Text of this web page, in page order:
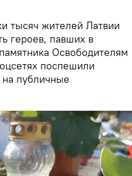
тысяч жителей Латвии
героев, павших в
Освободителям
поспешили
публичные